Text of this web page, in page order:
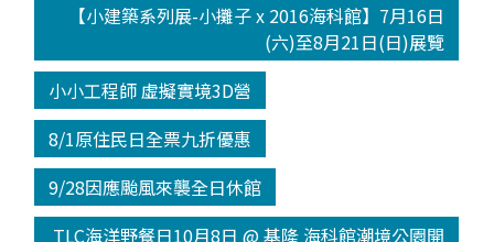
【小建築系列展-小攤子 x 2016海科館】7月16日
(六)至8月21日(日)展覽
小小工程師 虛擬實境3D營
8/1原住民日全票九折優惠
9/28因應颱風來襲全日休館
TLC海洋野餐日10月8日 @ 基隆 海科館潮境公園開